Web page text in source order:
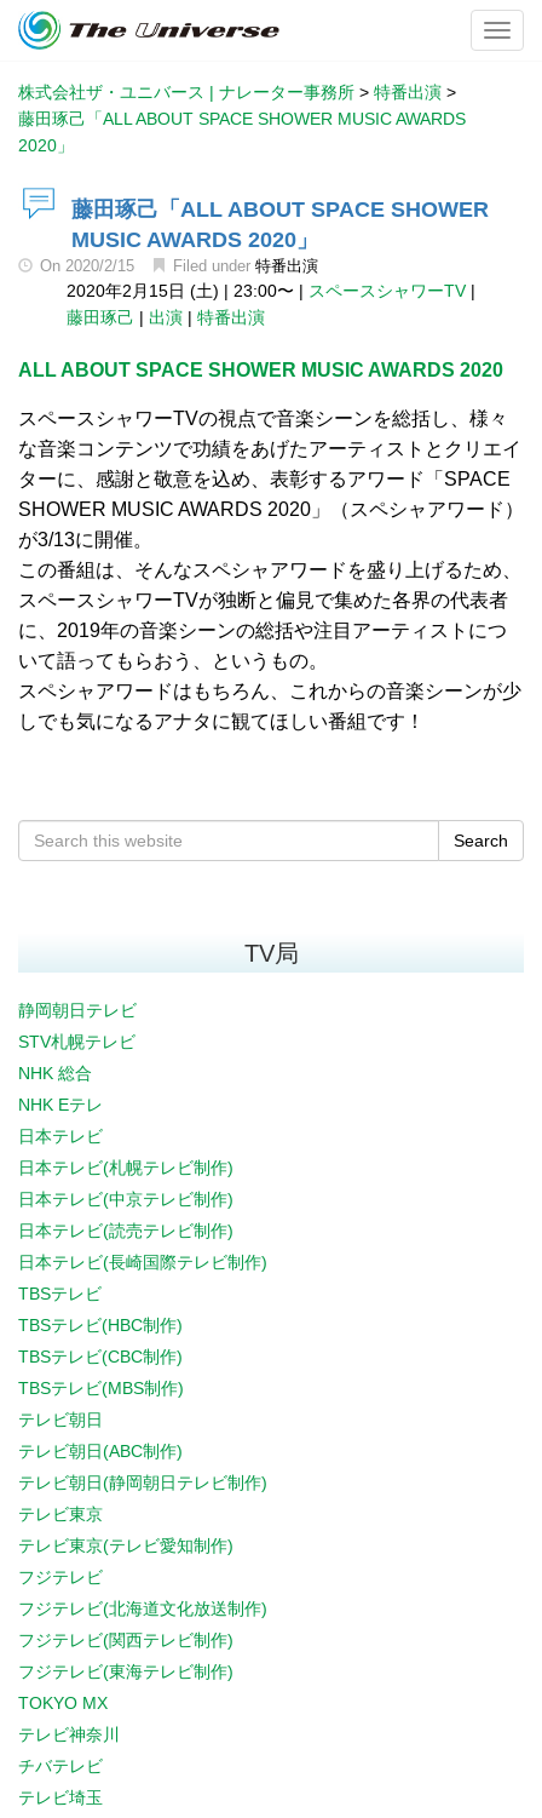
株式会社ザ・ユニバース | ナレーター事務所 > 特番出演 >
藤田琢己「ALL ABOUT SPACE SHOWER MUSIC AWARDS
2020」
藤田琢己「ALL ABOUT SPACE SHOWER
MUSIC AWARDS 2020」
On 2020/2/15 Filed under 特番出演
2020年2月15日 (土) | 23:00〜 | スペースシャワーTV|
藤田琢己 | 出演 | 特番出演
ALL ABOUT SPACE SHOWER MUSIC AWARDS 2020
スペースシャワーTVの視点で音楽シーンを総括し、様々
な音楽コンテンツで功績をあげたアーティストとクリエイ
ターに、感謝と敬意を込め、表彰するアワード「SPACE
SHOWER MUSIC AWARDS 2020」（スペシャアワード）
が3/13に開催。
この番組は、そんなスペシャアワードを盛り上げるため、
スペースシャワーTVが独断と偏見で集めた各界の代表者
に、2019年の音楽シーンの総括や注目アーティストにつ
いて語ってもらおう、というもの。
スペシャアワードはもちろん、これからの音楽シーンが少
しでも気になるアナタに観てほしい番組です！
Search
TV局
静岡朝日テレビ
STV札幌テレビ
NHK 総合
NHK Eテレ
日本テレビ
日本テレビ(札幌テレビ制作)
日本テレビ(中京テレビ制作)
日本テレビ(読売テレビ制作)
日本テレビ(長崎国際テレビ制作)
TBSテレビ
TBSテレビ(HBC制作)
TBSテレビ(CBC制作)
TBSテレビ(MBS制作)
テレビ朝日
テレビ朝日(ABC制作)
テレビ朝日(静岡朝日テレビ制作)
テレビ東京
テレビ東京(テレビ愛知制作)
フジテレビ
フジテレビ(北海道文化放送制作)
フジテレビ(関西テレビ制作)
フジテレビ(東海テレビ制作)
TOKYO MX
テレビ神奈川
チバテレビ
テレビ埼玉